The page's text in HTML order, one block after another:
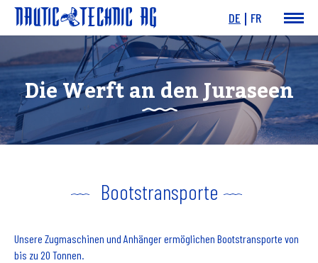
News & Events
Boote
Motoren
Angebote
Dienstleistungen
Werft
Charity
Links
DE FR
Die Werft an den Juraseen
Bootstransporte
Unsere Zugmaschinen und Anhänger ermöglichen Bootstransporte von
bis zu 20 Tonnen.